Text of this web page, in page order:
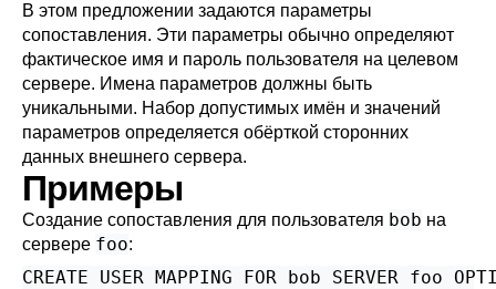
В этом предложении задаются параметры
сопоставления. Эти параметры обычно определяют
фактическое имя и пароль пользователя на целевом
сервере. Имена параметров должны быть
уникальными. Набор допустимых имён и значений
параметров определяется обёрткой сторонних
данных внешнего сервера.
Примеры
Создание сопоставления для пользователя bob на
сервере foo:
CREATE USER MAPPING FOR bob SERVER